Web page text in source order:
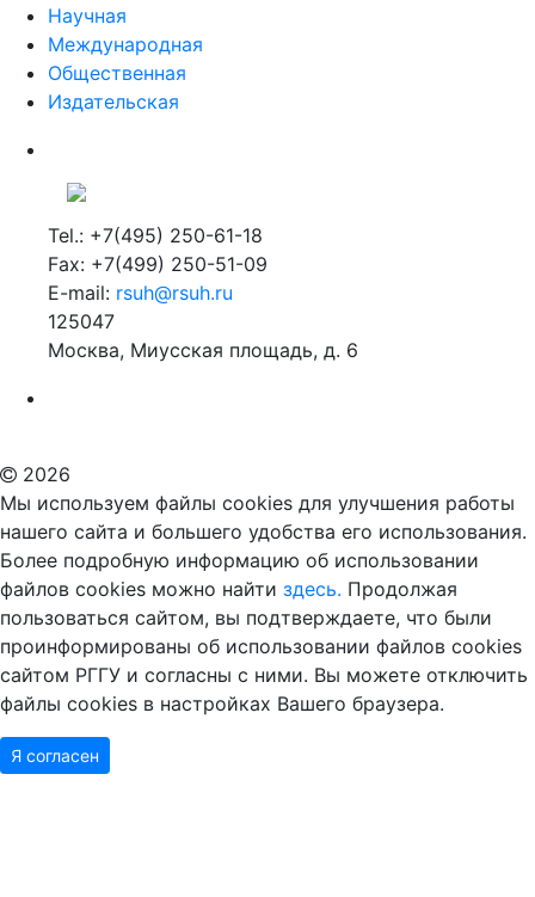
Научная
Международная
Общественная
Издательская
Tel.: +7(495) 250-61-18
Fax: +7(499) 250-51-09
E-mail: rsuh@rsuh.ru
125047
Москва, Миусская площадь, д. 6
2026
Мы используем файлы cookies для улучшения работы
нашего сайта и большего удобства его использования.
Более подробную информацию об использовании
файлов cookies можно найти здесь. Продолжая
пользоваться сайтом, вы подтверждаете, что были
проинформированы об использовании файлов cookies
сайтом РГГУ и согласны с ними. Вы можете отключить
файлы cookies в настройках Вашего браузера.
Я согласен